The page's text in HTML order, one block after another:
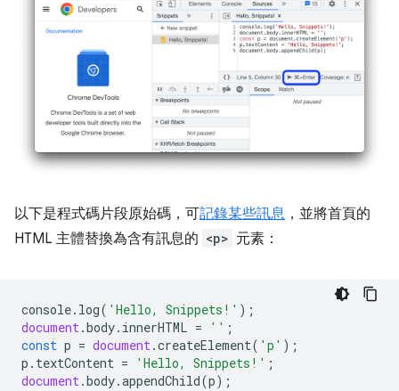
以下是程式碼片段原始碼，可記錄某些訊息 ，並將首頁的
HTML 主體替換為含有訊息的 <p> 元素：
console. log( 'Hello, Snippets!' );
document.body. innerHTML = '' ;
const p = document.createElement( 'p' );
p . textContent = 'Hello, Snippets!' ;
document.body.appendChild(p);